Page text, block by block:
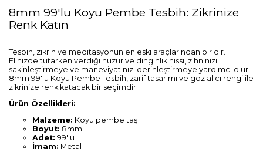
8mm 99'lu Koyu Pembe Tesbih: Zikrinize
Renk Katın
Tesbih, zikrin ve meditasyonun en eski araçlarından biridir.
Elinizde tutarken verdiği huzur ve dinginlik hissi, zihninizi
sakinleştirmeye ve maneviyatınızı derinleştirmeye yardımcı olur.
8mm 99'lu Koyu Pembe Tesbih, zarif tasarımı ve göz alıcı rengi ile
zikrinize renk katacak bir seçimdir.
Ürün Özellikleri:
Malzeme: Koyu pembe taş
Boyut: 8mm
Adet: 99'lu
İmam: Metal